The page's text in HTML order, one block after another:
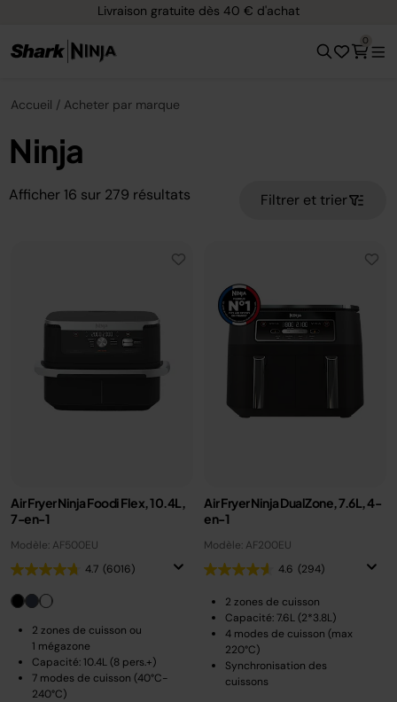
Livraison gratuite dès 40 € d'achat
0
Accueil Acheter par marque
Ninja
Afficher 16 sur 279 résultats Filtrer et trier
Air Fryer Ninja Foodi Flex, 10.4L,
7-en-1
Modèle: AF500EU
4.7 (6016)
2 zones de cuisson ou
1 mégazone
Capacité: 10.4L (8 pers.+)
7 modes de cuisson (40°C-
240°C)
Air Fryer Ninja DualZone, 7.6L, 4-
en-1
Modèle: AF200EU
4.6 (294)
2 zones de cuisson
Capacité: 7.6L (2*3.8L)
4 modes de cuisson (max
220°C)
Synchronisation des
cuissons